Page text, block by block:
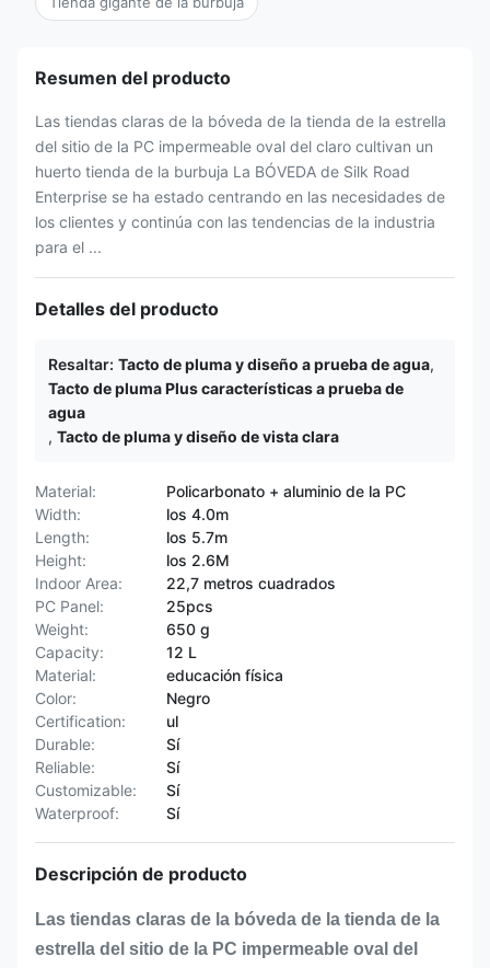
Resumen del producto
Las tiendas claras de la bóveda de la tienda de la estrella
del sitio de la PC impermeable oval del claro cultivan un
huerto tienda de la burbuja La BÓVEDA de Silk Road
Enterprise se ha estado centrando en las necesidades de
los clientes y continúa con las tendencias de la industria
para el ...
Detalles del producto
Resaltar: Tacto de pluma y diseño a prueba de agua,
Tacto de pluma Plus características a prueba de
agua
, Tacto de pluma y diseño de vista clara
Material:
Policarbonato + aluminio de la PC
Width:
los 4.0m
Length:
los 5.7m
Height:
los 2.6M
Indoor Area:
22,7 metros cuadrados
PC Panel:
25pcs
Weight:
650 g
Capacity:
12 L
Material:
educación física
Color:
Negro
Certification:
ul
Durable:
Sí
Reliable:
Sí
Customizable:
Sí
Waterproof:
Sí
Descripción de producto
Las tiendas claras de la bóveda de la tienda de la
estrella del sitio de la PC impermeable oval del